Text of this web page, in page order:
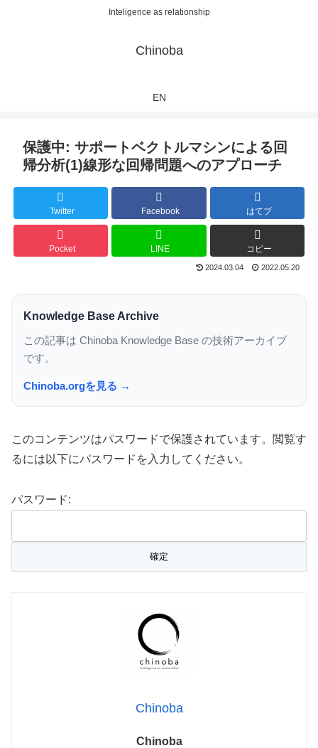
Inteligence as relationship
Chinoba
EN
保護中: サポートベクトルマシンによる回
帰分析(1)線形な回帰問題へのアプローチ
Twitter Facebook はてブ
Pocket LINE コピー
2024.03.04 2022.05.20
Knowledge Base Archive
この記事は Chinoba Knowledge Base の技術アーカイブ
です。
Chinoba.orgを見る →
このコンテンツはパスワードで保護されています。閲覧す
るには以下にパスワードを入力してください。
パスワード:
Chinoba
Chinoba